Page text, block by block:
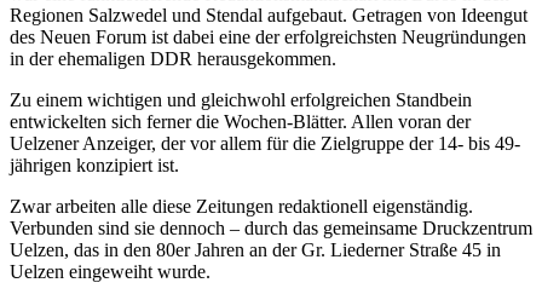
Regionen Salzwedel und Stendal aufgebaut. Getragen von Ideengut
des Neuen Forum ist dabei eine der erfolgreichsten Neugründungen
in der ehemaligen DDR herausgekommen.
Zu einem wichtigen und gleichwohl erfolgreichen Standbein
entwickelten sich ferner die Wochen-Blätter. Allen voran der
Uelzener Anzeiger, der vor allem für die Zielgruppe der 14- bis 49-
jährigen konzipiert ist.
Zwar arbeiten alle diese Zeitungen redaktionell eigenständig.
Verbunden sind sie dennoch – durch das gemeinsame Druckzentrum
Uelzen, das in den 80er Jahren an der Gr. Liederner Straße 45 in
Uelzen eingeweiht wurde.